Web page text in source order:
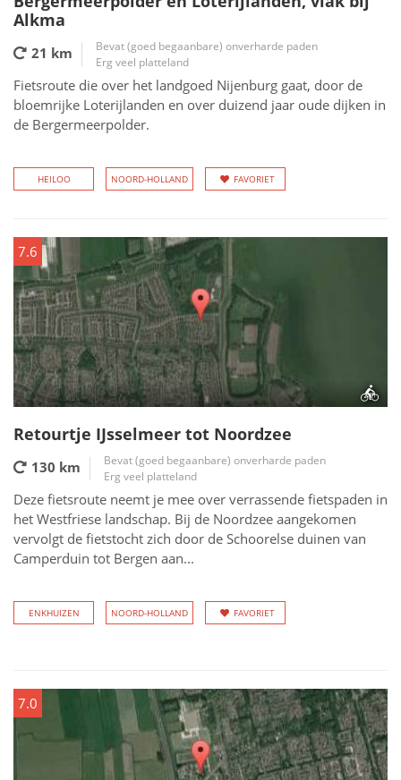
Alkma
21 km
Bevat (goed begaanbare) onverharde paden
Erg veel platteland
Fietsroute die over het landgoed Nijenburg gaat, door de
bloemrijke Loterijlanden en over duizend jaar oude dijken in
de Bergermeerpolder.
HEILOO NOORD-HOLLAND FAVORIET
7.6
Retourtje IJsselmeer tot Noordzee
130 km
Bevat (goed begaanbare) onverharde paden
Erg veel platteland
Deze fietsroute neemt je mee over verrassende fietspaden in
het Westfriese landschap. Bij de Noordzee aangekomen
vervolgt de fietstocht zich door de Schoorelse duinen van
Camperduin tot Bergen aan...
ENKHUIZEN NOORD-HOLLAND FAVORIET
7.0